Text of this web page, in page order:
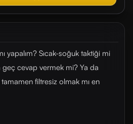
yapalım? Sıcak-soğuk taktiği mi
geç cevap vermek mi? Ya da
filtresiz olmak mı en